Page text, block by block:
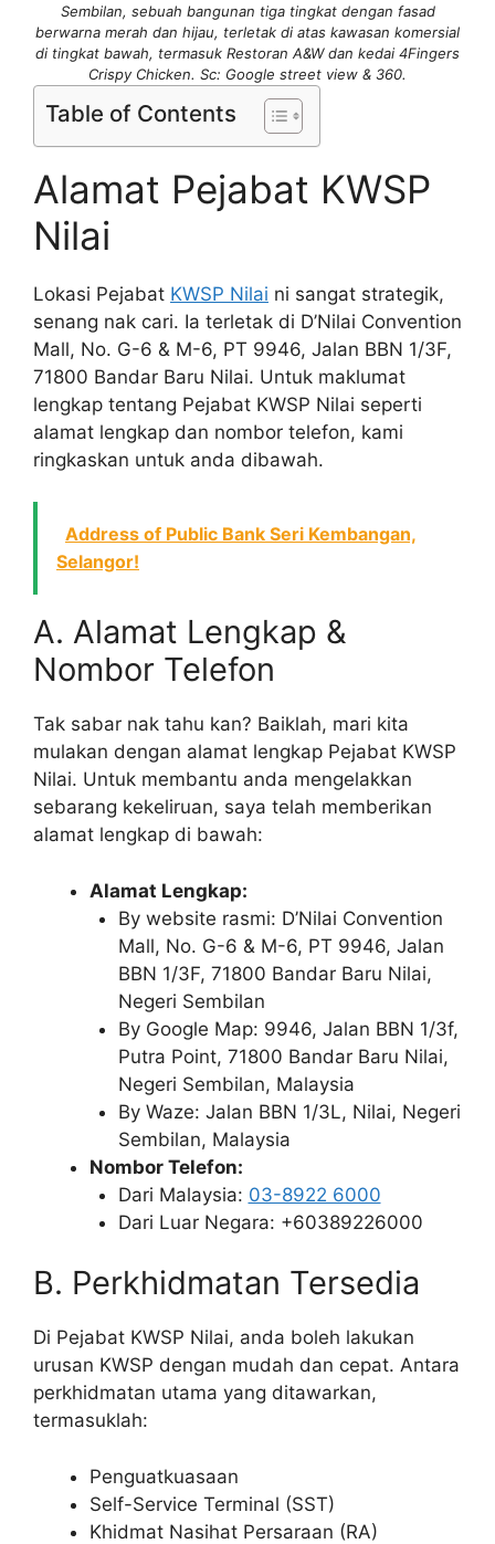
Sembilan, sebuah bangunan tiga tingkat dengan fasad
berwarna merah dan hijau, terletak di atas kawasan komersial
di tingkat bawah, termasuk Restoran A&W dan kedai 4Fingers
Crispy Chicken. Sc: Google street view & 360.
Table of Contents
Alamat Pejabat KWSP
Nilai
Lokasi Pejabat KWSP Nilai ni sangat strategik,
senang nak cari. Ia terletak di D’Nilai Convention
Mall, No. G-6 & M-6, PT 9946, Jalan BBN 1/3F,
71800 Bandar Baru Nilai. Untuk maklumat
lengkap tentang Pejabat KWSP Nilai seperti
alamat lengkap dan nombor telefon, kami
ringkaskan untuk anda dibawah.
Address of Public Bank Seri Kembangan,
Selangor!
A. Alamat Lengkap &
Nombor Telefon
Tak sabar nak tahu kan? Baiklah, mari kita
mulakan dengan alamat lengkap Pejabat KWSP
Nilai. Untuk membantu anda mengelakkan
sebarang kekeliruan, saya telah memberikan
alamat lengkap di bawah:
Alamat Lengkap:
By website rasmi: D’Nilai Convention
Mall, No. G-6 & M-6, PT 9946, Jalan
BBN 1/3F, 71800 Bandar Baru Nilai,
Negeri Sembilan
By Google Map: 9946, Jalan BBN 1/3f,
Putra Point, 71800 Bandar Baru Nilai,
Negeri Sembilan, Malaysia
By Waze: Jalan BBN 1/3L, Nilai, Negeri
Sembilan, Malaysia
Nombor Telefon:
Dari Malaysia: 03-8922 6000
Dari Luar Negara: +60389226000
B. Perkhidmatan Tersedia
Di Pejabat KWSP Nilai, anda boleh lakukan
urusan KWSP dengan mudah dan cepat. Antara
perkhidmatan utama yang ditawarkan,
termasuklah:
Penguatkuasaan
Self-Service Terminal (SST)
Khidmat Nasihat Persaraan (RA)